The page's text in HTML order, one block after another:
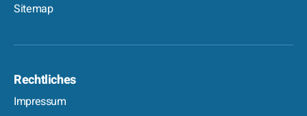
Sitemap
Rechtliches
Impressum